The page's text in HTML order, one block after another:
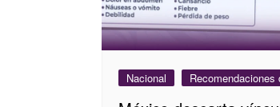
Nacional Recomendaciones